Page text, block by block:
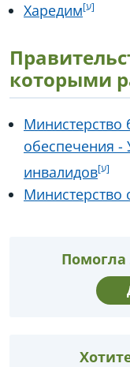
Харедим
которыми
Министерство
обеспечения -
инвалидов
Министерство
Помогла